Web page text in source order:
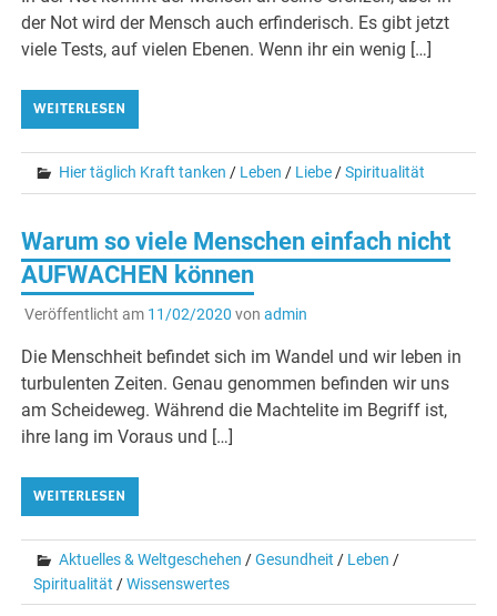
der Not wird der Mensch auch erfinderisch. Es gibt jetzt
viele Tests, auf vielen Ebenen. Wenn ihr ein wenig […]
WEITERLESEN
Hier täglich Kraft tanken / Leben / Liebe /Spiritualität
Warum so viele Menschen einfach nicht
AUFWACHEN können
Veröffentlicht am 11/02/2020 von admin
Die Menschheit befindet sich im Wandel und wir leben in
turbulenten Zeiten. Genau genommen befinden wir uns
am Scheideweg. Während die Machtelite im Begriff ist,
ihre lang im Voraus und […]
WEITERLESEN
Aktuelles & Weltgeschehen /Gesundheit / Leben /
Spiritualität /Wissenswertes